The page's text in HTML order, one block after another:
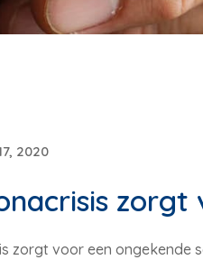
2020
zorgt voor een ongekende